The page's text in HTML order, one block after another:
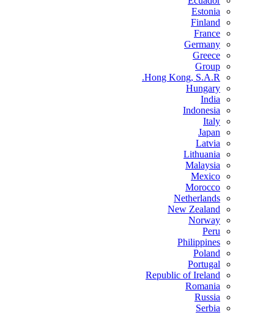
Estonia
Finland
France
Germany
Greece
Group
Hong Kong, S.A.R.
Hungary
India
Indonesia
Italy
Japan
Latvia
Lithuania
Malaysia
Mexico
Morocco
Netherlands
New Zealand
Norway
Peru
Philippines
Poland
Portugal
Republic of Ireland
Romania
Russia
Serbia